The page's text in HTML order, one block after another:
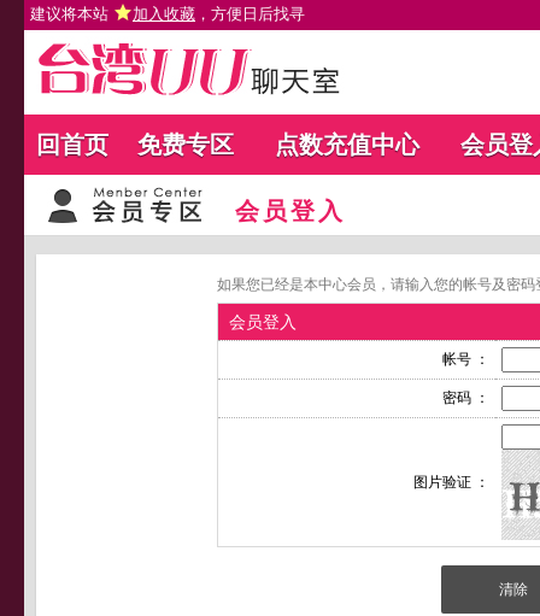
建议将本站 加入收藏 ，方便日后找寻
回首页 免费专区 点数充值中心 会员登
会员登入
如果您已经是本中心会员，请输入您的帐号及密
会员登入
帐号 ：
密码 ：
图片验证 ：